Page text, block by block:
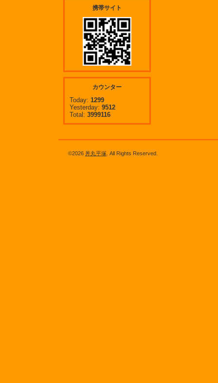
携帯サイト
カウンター
Today: 1299
Yesterday: 9512
Total: 3999116
©2026 丼丸平塚 . All Rights Reserved.